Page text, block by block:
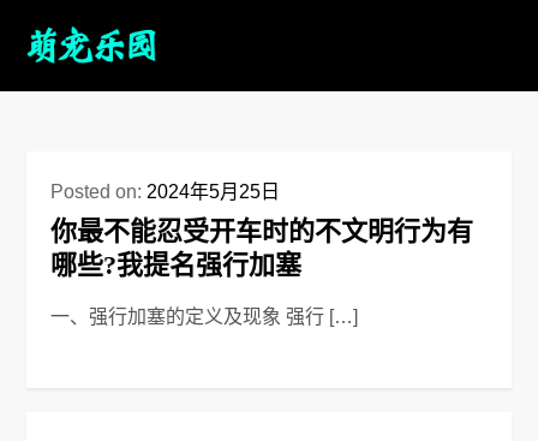
Posted on: 2024年5月25日
你最不能忍受开车时的不文明行为有
哪些?我提名强行加塞
一、强行加塞的定义及现象 强行 […]